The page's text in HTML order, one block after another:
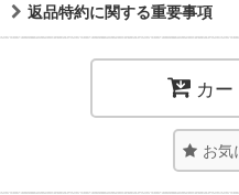
返品特約に関する重要事項
カー
お気